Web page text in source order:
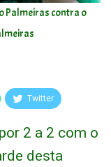
Palmeiras contra o
Twitter
2 a 2 com o
desta